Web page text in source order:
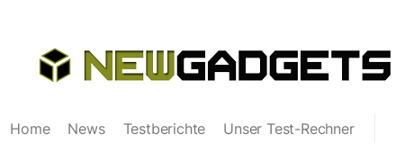
Home News Testberichte Unser Test-Rechner